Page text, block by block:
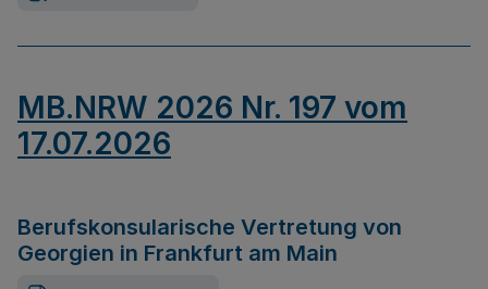
MB.NRW 2026 Nr. 197 vom
17.07.2026
Berufskonsularische Vertretung von
Georgien in Frankfurt am Main